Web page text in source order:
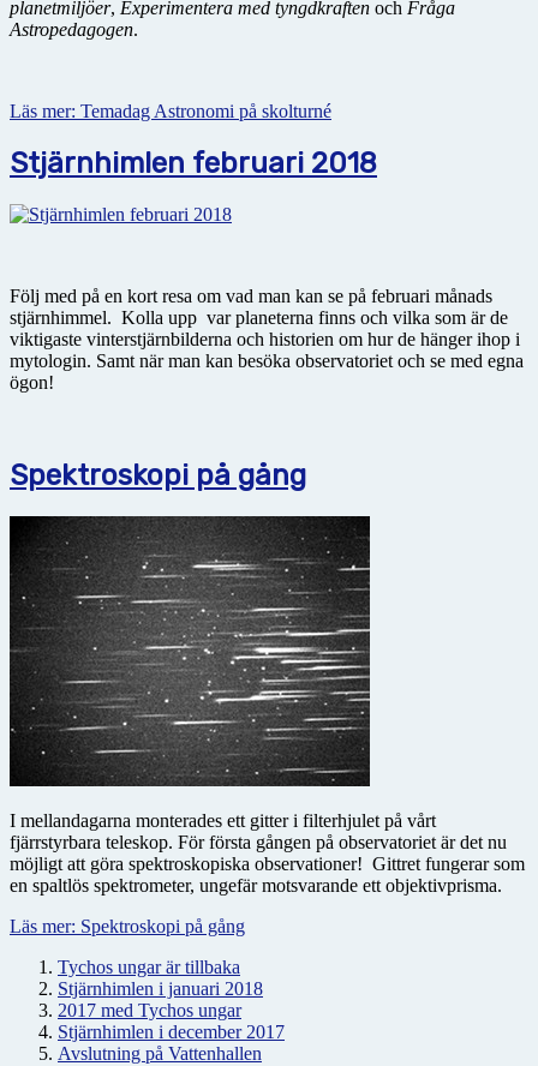
planetmiljöer, Experimentera med tyngdkraften och Fråga
Astropedagogen.
Läs mer: Temadag Astronomi på skolturné
Stjärnhimlen februari 2018
Följ med på en kort resa om vad man kan se på februari månads
stjärnhimmel. Kolla upp var planeterna finns och vilka som är de
viktigaste vinterstjärnbilderna och historien om hur de hänger ihop i
mytologin. Samt när man kan besöka observatoriet och se med egna
ögon!
Spektroskopi på gång
I mellandagarna monterades ett gitter i filterhjulet på vårt
fjärrstyrbara teleskop. För första gången på observatoriet är det nu
möjligt att göra spektroskopiska observationer! Gittret fungerar som
en spaltlös spektrometer, ungefär motsvarande ett objektivprisma.
Läs mer: Spektroskopi på gång
Tychos ungar är tillbaka
Stjärnhimlen i januari 2018
2017 med Tychos ungar
Stjärnhimlen i december 2017
Avslutning på Vattenhallen